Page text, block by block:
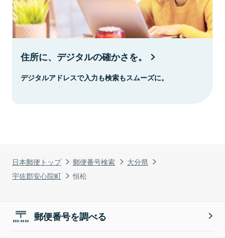
日本郵便トップ 郵便番号検索
大分県
宇佐郡安心院町
恒松
住所に、デジタルの確かさを。
デジタルアドレスで入力も検索もスムーズに。
郵便番号を調べる